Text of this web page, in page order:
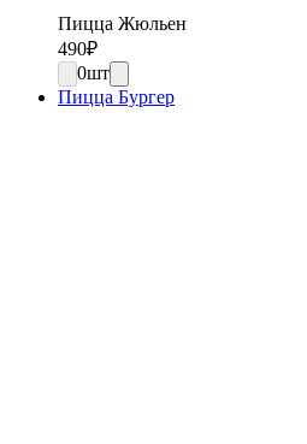
Пицца Жюльен
490₽
0шт
Пицца Бургер